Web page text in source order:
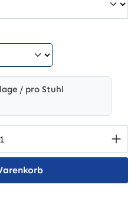
/ pro Stuhl
gewünschten